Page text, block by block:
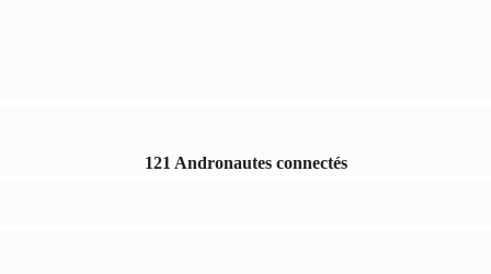
121 Andronautes connectés